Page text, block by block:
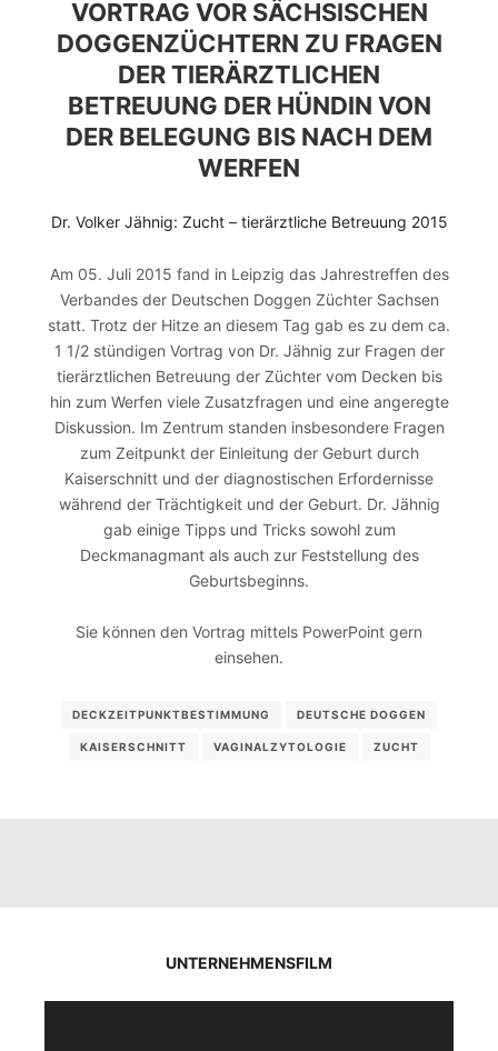
VORTRAG VOR SÄCHSISCHEN
DOGGENZÜCHTERN ZU FRAGEN
DER TIERÄRZTLICHEN
BETREUUNG DER HÜNDIN VON
DER BELEGUNG BIS NACH DEM
WERFEN
Dr. Volker Jähnig: Zucht – tierärztliche Betreuung 2015
Am 05. Juli 2015 fand in Leipzig das Jahrestreffen des
Verbandes der Deutschen Doggen Züchter Sachsen
statt. Trotz der Hitze an diesem Tag gab es zu dem ca.
1 1/2 stündigen Vortrag von Dr. Jähnig zur Fragen der
tierärztlichen Betreuung der Züchter vom Decken bis
hin zum Werfen viele Zusatzfragen und eine angeregte
Diskussion. Im Zentrum standen insbesondere Fragen
zum Zeitpunkt der Einleitung der Geburt durch
Kaiserschnitt und der diagnostischen Erfordernisse
während der Trächtigkeit und der Geburt. Dr. Jähnig
gab einige Tipps und Tricks sowohl zum
Deckmanagmant als auch zur Feststellung des
Geburtsbeginns.
Sie können den Vortrag mittels PowerPoint gern
einsehen.
DECKZEITPUNKTBESTIMMUNG DEUTSCHE DOGGEN
KAISERSCHNITT VAGINALZYTOLOGIE ZUCHT
UNTERNEHMENSFILM